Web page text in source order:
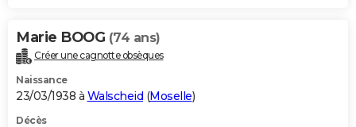
Marie BOOG (74 ans)
Créer une cagnotte obsèques
Naissance
23/03/1938 à Walscheid (Moselle)
Décès